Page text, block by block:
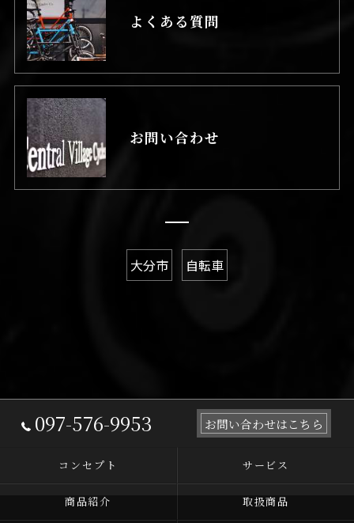
よくある質問
お問い合わせ
大分市 自転車
097-576-9953 お問い合わせはこちら
コンセプト サービス
商品紹介 取扱商品